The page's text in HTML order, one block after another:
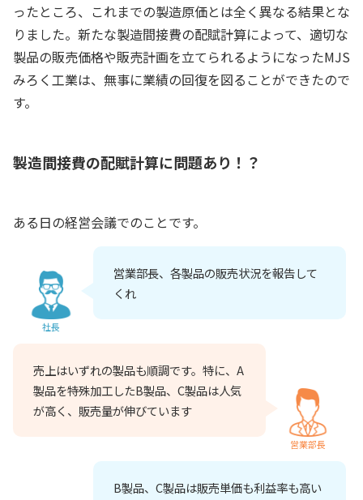
ったところ、これまでの製造原価とは全く異なる結果とな
りました。新たな製造間接費の配賦計算によって、適切な
製品の販売価格や販売計画を立てられるようになったMJS
みろく工業は、無事に業績の回復を図ることができたので
す。
製造間接費の配賦計算に問題あり！？
ある日の経営会議でのことです。
社長
営業部長、各製品の販売状況を報告して
くれ
売上はいずれの製品も順調です。特に、A
製品を特殊加工したB製品、C製品は人気
が高く、販売量が伸びています
営業部長
B製品、C製品は販売単価も利益率も高い